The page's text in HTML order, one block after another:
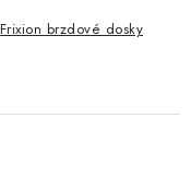
Frixion brzdové dosky